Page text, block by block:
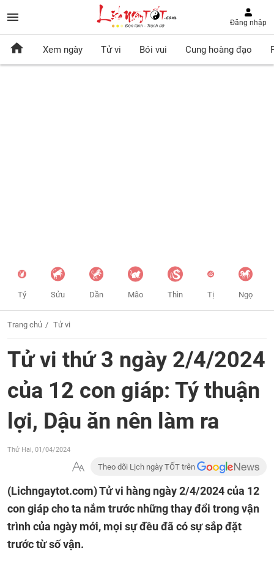
Đăng nhập
Xem ngày Tử vi Bói vui Cung hoàng đạo
Tý Sửu Dần Mão Thìn Tị Ngọ
Trang chủ Tử vi
Tử vi thứ 3 ngày 2/4/2024
của 12 con giáp: Tý thuận
lợi, Dậu ăn nên làm ra
Thứ Hai, 01/04/2024
Theo dõi Lịch ngày TỐT trên
(Lichngaytot.com)Tử vi hàng ngày 2/4/2024 của 12
con giáp cho ta nắm trước những thay đổi trong vận
trình của ngày mới, mọi sự đều đã có sự sắp đặt
trước từ số vận.